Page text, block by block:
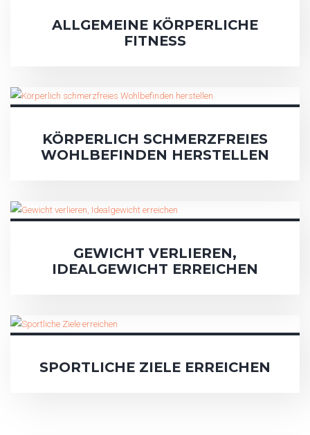
ALLGEMEINE KÖRPERLICHE
FITNESS
KÖRPERLICH SCHMERZFREIES
WOHLBEFINDEN HERSTELLEN
GEWICHT VERLIEREN,
IDEALGEWICHT ERREICHEN
SPORTLICHE ZIELE ERREICHEN